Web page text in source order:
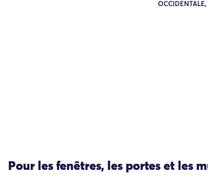
OCCIDENTALE,
Pour les fenêtres, les portes et les